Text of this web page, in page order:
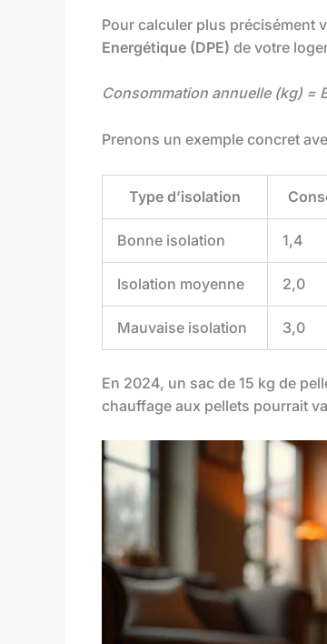
Pour calculer plus précisément
Energétique (DPE) de votre
Consommation annuelle (kg) =
Prenons un exemple concret
Type d’isolation
Bonne isolation 1,4
Isolation moyenne 2,0
Mauvaise isolation 3,0
En 2024, un sac de 15 kg de
chauffage aux pellets pourrait